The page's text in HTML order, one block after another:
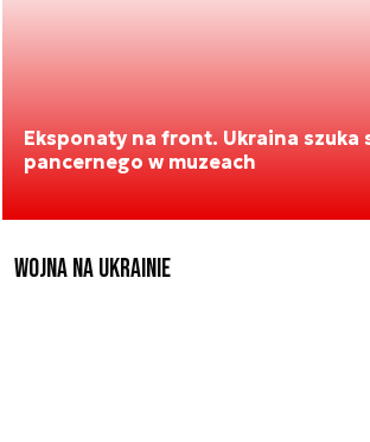
Eksponaty na front. Ukraina szuka
pancernego w muzeach
Wojna na Ukrainie